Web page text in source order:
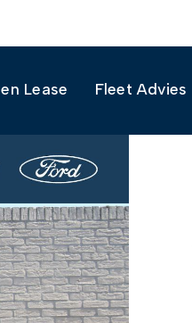
Lease Fleet Advies